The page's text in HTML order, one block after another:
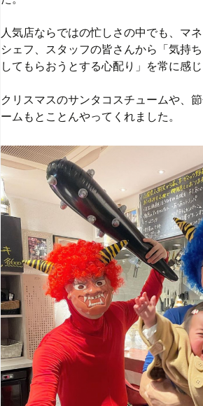
人気店ならではの忙しさの中でも、マ
シェフ、スタッフの皆さんから「気持
してもらおうとする心配り」を常に感じ
クリスマスのサンタコスチュームや、
ームもとことんやってくれました。